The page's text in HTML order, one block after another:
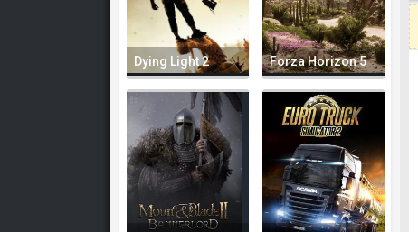
Dying Light 2 Forza Horizon 5